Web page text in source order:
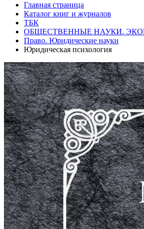
Главная страница
Каталог книг и журналов
ТБК
ОБЩЕСТВЕННЫЕ НАУКИ.
Право. Юридические науки
Юридическая психология